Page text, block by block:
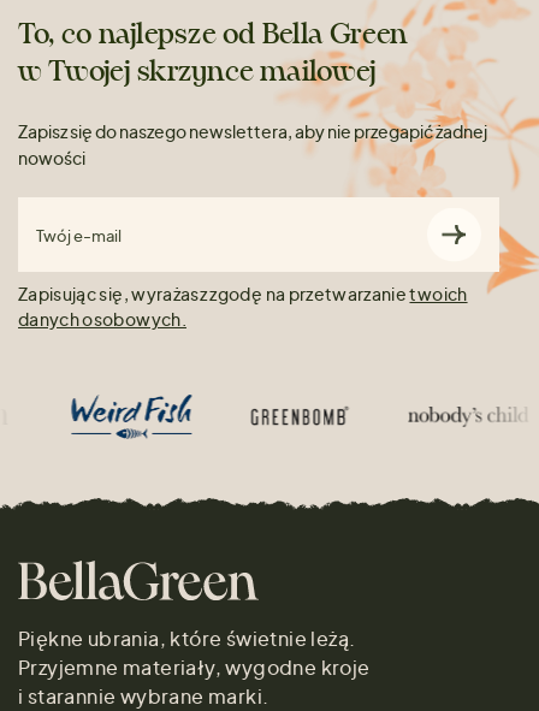
To, co najlepsze od Bella Green
w Twojej skrzynce mailowej
Zapisz się do naszego newslettera, aby nie przegapić żadnej
nowości
Twój e-mail
Zapisując się, wyrażasz zgodę na przetwarzanietwoich
danych osobowych.
Piękne ubrania, które świetnie leżą.
Przyjemne materiały, wygodne kroje
i starannie wybrane marki.